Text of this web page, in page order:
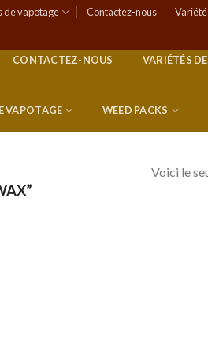
de vapotage Contactez-nous
CONTACTEZ-NOUS VARIÉTÉS
VAPOTAGE WEED PACKS
Voici le